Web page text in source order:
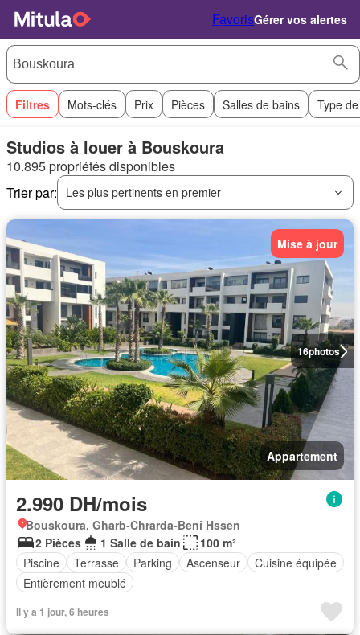
FavorisGérer vos alertes
Filtres Mots-clés Prix Pièces Salles de bains Type
Studios à louer à Bouskoura
10.895 propriétés disponibles
Trier par:
Les plus pertinents en premier
16photos
Mise à jour
Appartement
2.990 DH/mois
Bouskoura, Gharb-Chrarda-Beni Hssen
2 Pièces
1 Salle de bain
100 m²
Piscine
Terrasse Parking Ascenseur
Cuisine équipée
Entièrement meublé
Il y a 1 jour, 6 heures